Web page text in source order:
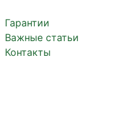
Гарантии
Важные статьи
Контакты